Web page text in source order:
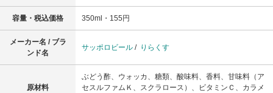
容量・税込価格 350ml・155円
メーカー名 / ブラ
ンド名
サッポロビール / りらくす
原材料
ぶどう酢、ウォッカ、糖類、酸味料、香料、甘味料（ア
セスルファムＫ、スクラロース）、ビタミンＣ、カラメ